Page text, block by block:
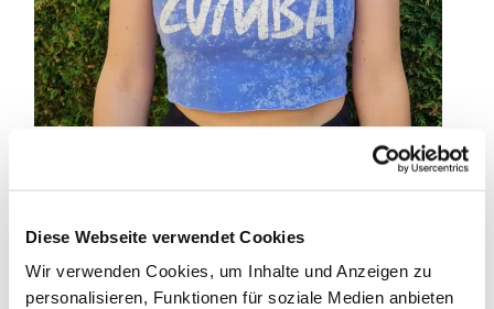
Diese Webseite verwendet Cookies
Wir verwenden Cookies, um Inhalte und Anzeigen zu
personalisieren, Funktionen für soziale Medien anbieten
Die Anmeldung erfolgt über das Formular unter
diesem Text.
Sollte das Formular nicht sichtbar sein oder der
Hinweis „Die Begrenzung wurde erreicht“
erscheinen, können Sie sich gern hier auf die